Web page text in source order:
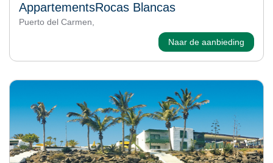
AppartementsRocas Blancas
Puerto del Carmen,
Naar de aanbieding